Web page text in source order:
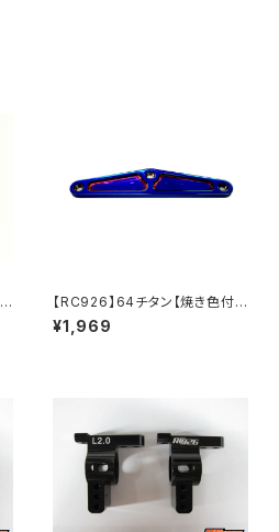
【RC926】64チタン【焼き色付
き】フロントバンパープレート
RD/SD等用 KN-RDX05
¥1,969